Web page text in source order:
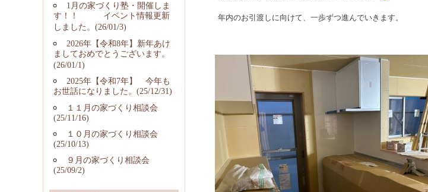
年内のお引渡しに向けて、一歩ずつ進んでいきます。
1月の家づくり塾・開催しま
す！！ イベント情報更新
しました。(26/01/3)
2026年【令和8年】新年あけ
ましておめでとうございます。
(26/01/1)
2025年【令和7年】 今年も
お世話になりました。(25/12/31)
１１月の家づくり相談会
(25/11/16)
１０月の家づくり相談会
(25/10/13)
９月の家づくり相談会
(25/09/2)